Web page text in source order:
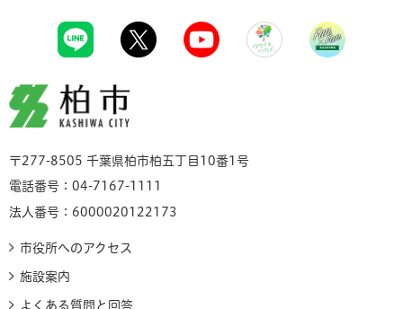
柏市
〒277-8505 千葉県柏市柏五丁目10番1号
電話番号：04-7167-1111
法人番号：6000020122173
市役所へのアクセス
施設案内
よくある質問と回答